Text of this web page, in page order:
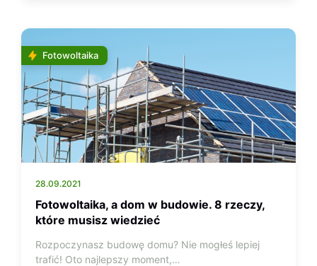
Fotowoltaika
28.09.2021
Fotowoltaika, a dom w budowie. 8 rzeczy,
które musisz wiedzieć
Rozpoczynasz budowę domu? Nie mogłeś lepiej
trafić! Oto najlepszy moment,…